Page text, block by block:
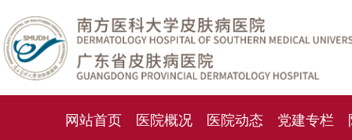
网站首页 医院概况 医院动态 党建专栏